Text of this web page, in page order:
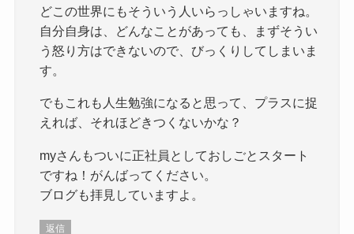
どこの世界にもそういう人いらっしゃいますね。
自分自身は、どんなことがあっても、まずそうい
う怒り方はできないので、びっくりしてしまいま
す。
でもこれも人生勉強になると思って、プラスに捉
えれば、それほどきつくないかな？
myさんもついに正社員としておしごとスタート
ですね！がんばってください。
ブログも拝見していますよ。
返信